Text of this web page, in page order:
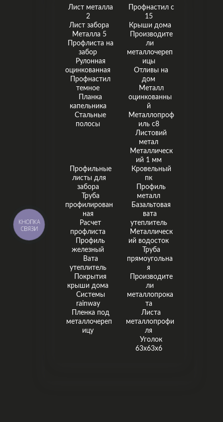
Лист металла
2
Лист забора
Металла 5
Профлиста на
забор
Рулонная
оцинкованная
Профнастил
темное
Планка
капельника
Стальные
полосы
Профнастил с
15
Крыши дома
Производите
ли
металлочереп
ицы
Отливы на
дом
Металл
оцинкованны
й
Металлопроф
иль с8
Листовий
метал
Металлическ
ий 1 мм
Профильные
листы для
забора
Труба
профилирован
ная
Расчет
профлиста
Профиль
железный
Вата
утеплитель
Покрытия
крыши дома
Системы
rainway
Пленка под
металлочереп
ицу
Кровельный
пк
Профиль
металл
Базальтовая
вата
утеплитель
Металлическ
ий водосток
Труба
прямоугольна
я
Производите
ли
металлопрока
та
Листа
металлопрофи
ля
Уголок
63х63х6
КНОПКА
СВЯЗИ